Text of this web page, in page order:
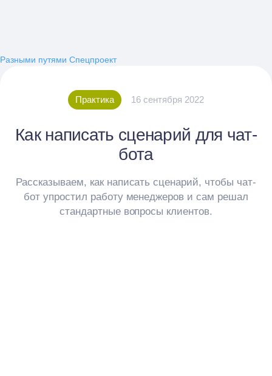
Разными путями Спецпроект
Практика 16 сентября 2022
Как написать сценарий для чат-
бота
Рассказываем, как написать сценарий, чтобы чат-
бот упростил работу менеджеров и сам решал
стандартные вопросы клиентов.